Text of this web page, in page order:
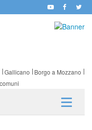
Gallicano
Borgo a Mozzano